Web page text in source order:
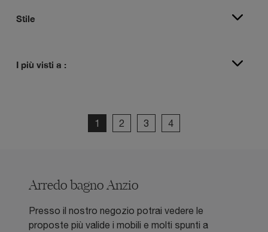
Stile
I più visti a :
1 2 3 4
Arredo bagno Anzio
Presso il nostro negozio potrai vedere le
proposte più valide i mobili e molti spunti a